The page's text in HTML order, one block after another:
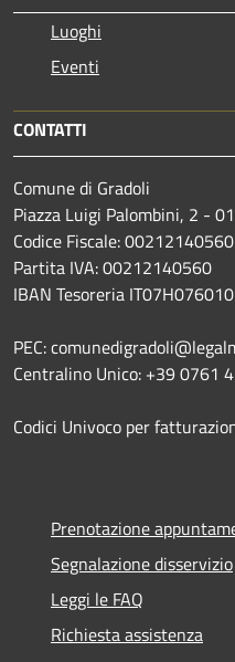
Luoghi
Eventi
CONTATTI
Comune di Gradoli
Piazza Luigi Palombini, 2 -
Codice Fiscale: 00212140560
Partita IVA: 00212140560
IBAN Tesoreria
PEC:
Centralino Unico: +39 0761
Codici Univoco per
Prenotazione
Segnalazione disservizio
Leggi le FAQ
Richiesta assistenza